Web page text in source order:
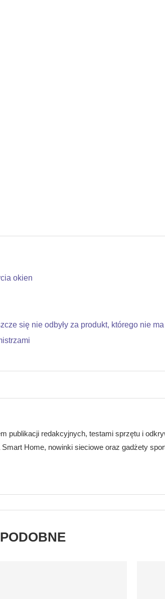
okien
się nie odbyły za produkt, którego nie ma
publikacji redakcyjnych, testami sprzętu i
Home, nowinki sieciowe oraz gadżety
PODOBNE